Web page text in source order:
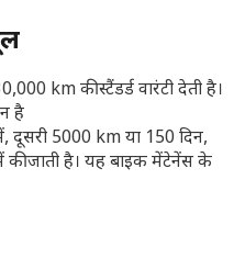
km की स्टैंडर्ड वारंटी देती है।
है
दूसरी 5000 km या 150 दिन,
की जाती है। यह बाइक मेंटेनेंस के